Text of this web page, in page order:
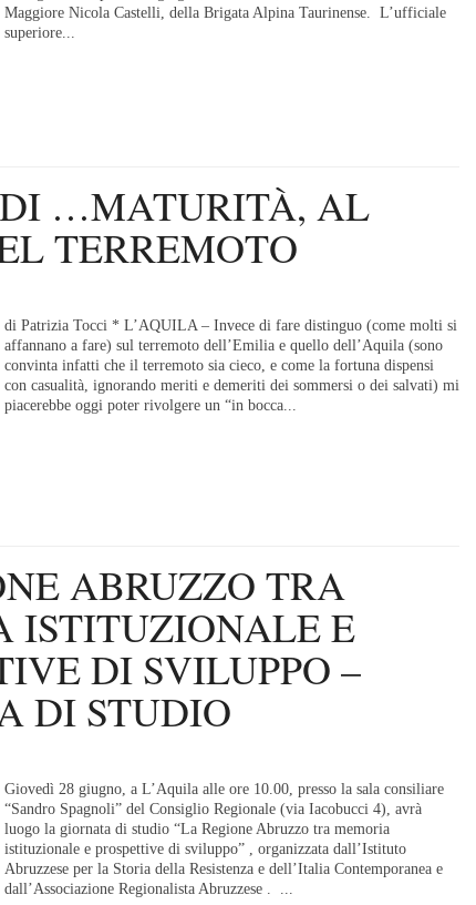
Maggiore Nicola Castelli, della Brigata Alpina Taurinense. L’ufficiale
superiore...
DI …MATURITÀ, AL
TERREMOTO
di Patrizia Tocci * L’AQUILA – Invece di fare distinguo (come molti si
affannano a fare) sul terremoto dell’Emilia e quello dell’Aquila (sono
convinta infatti che il terremoto sia cieco, e come la fortuna dispensi
con casualità, ignorando meriti e demeriti dei sommersi o dei salvati) mi
piacerebbe oggi poter rivolgere un “in bocca...
ABRUZZO TRA
ISTITUZIONALE E
DI SVILUPPO –
DI STUDIO
Giovedì 28 giugno, a L’Aquila alle ore 10.00, presso la sala consiliare
“Sandro Spagnoli” del Consiglio Regionale (via Iacobucci 4), avrà
luogo la giornata di studio “La Regione Abruzzo tra memoria
istituzionale e prospettive di sviluppo” , organizzata dall’Istituto
Abruzzese per la Storia della Resistenza e dell’Italia Contemporanea e
dall’Associazione Regionalista Abruzzese . ...